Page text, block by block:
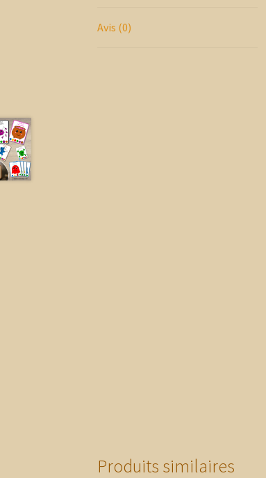
Avis (0)
Produits similaires